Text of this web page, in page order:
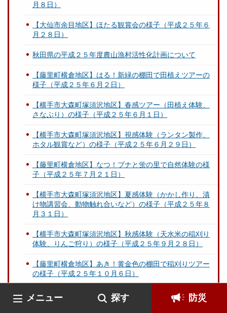
メニュー 探す 防災
月８日）
【大仙市余目地区】ほたる観賞会の様子（平成２５年６
月２８日）
秋田県の平成２５年度農山漁村活性化計画について
【藤里町横倉地区】はる！新緑の棚田で田植えツアーの
様子（平成２５年６月２日）
【横手市大森町塚須沢地区】春感ツアー（田植え体験、
さなぶり）の様子（平成２５年６月１日）
【横手市大森町塚須沢地区】視感体験（ランタン製作、
ホタル観賞など）の様子（平成２５年６月２９日）
【藤里町横倉地区】なつ！ブナと蛍の里で自然体験の様
子（平成２５年７月２１日）
【横手市大森町塚須沢地区】夏感体験（かかし作り、漬
け物講習会、動物触れ合いなど）の様子（平成２５年８
月３１日）
【横手市大森町塚須沢地区】秋感体験（天水米の稲刈り
体験、りんご狩り）の様子（平成２５年９月２８日）
【藤里町横倉地区】あき！黄金色の棚田で稲刈りツアー
の様子（平成２５年１０月６日）
【大仙市余目地区】収穫祭・味覚交流会の様子（平成２
５年１１月３日）